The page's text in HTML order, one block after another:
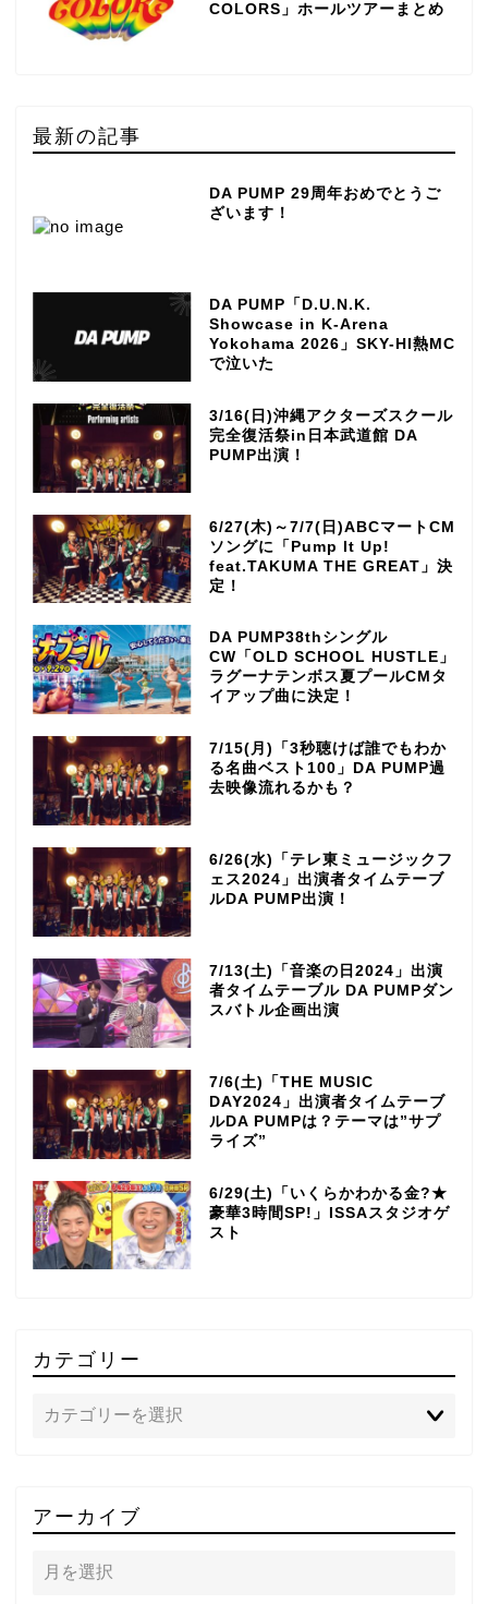
COLORS」ホールツアーまとめ
最新の記事
DA PUMP 29周年おめでとうご
ざいます！
DA PUMP「D.U.N.K.
Showcase in K-Arena
Yokohama 2026」SKY-HI熱MC
で泣いた
3/16(日)沖縄アクターズスクール
完全復活祭in日本武道館 DA
PUMP出演！
6/27(木)～7/7(日)ABCマートCM
ソングに「Pump It Up!
feat.TAKUMA THE GREAT」決
定！
DA PUMP38thシングル
CW「OLD SCHOOL HUSTLE」
ラグーナテンボス夏プールCMタ
イアップ曲に決定！
7/15(月)「3秒聴けば誰でもわか
る名曲ベスト100」DA PUMP過
去映像流れるかも？
6/26(水)「テレ東ミュージックフ
ェス2024」出演者タイムテーブ
ルDA PUMP出演！
7/13(土)「音楽の日2024」出演
者タイムテーブル DA PUMPダン
スバトル企画出演
7/6(土)「THE MUSIC
DAY2024」出演者タイムテーブ
ルDA PUMPは？テーマは”サプ
ライズ”
6/29(土)「いくらかわかる金?★
豪華3時間SP!」ISSAスタジオゲ
スト
カテゴリー
アーカイブ